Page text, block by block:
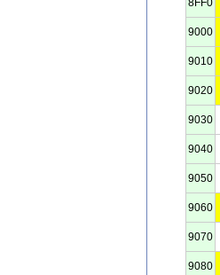
8FF0
9000
9010
9020
9030
9040
9050
9060
9070
9080